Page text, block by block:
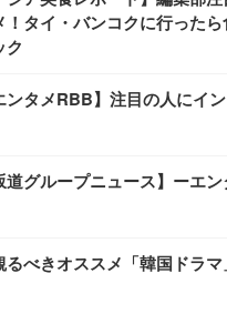
！タイ・バンコクに行った
ク
ンタメRBB】注目の人にイ
道グループニュース】ーエ
るべきオススメ「韓国ドラマ